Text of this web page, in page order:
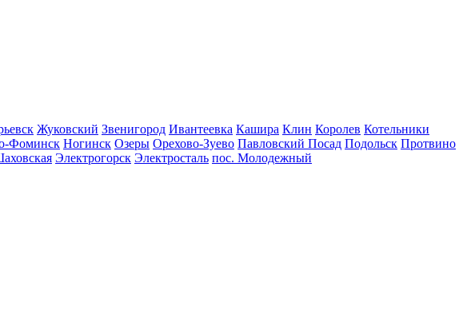
Жуковский Звенигород Ивантеевка Кашира Клин Королев Котельники
Фоминск Ногинск Озеры Орехово-Зуево Павловский Посад Подольск Протвино
Электрогорск Электросталь пос. Молодежный